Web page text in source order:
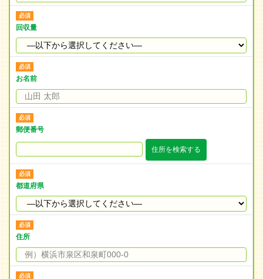
回収量
お名前
郵便番号
住所を検索する
都道府県
住所